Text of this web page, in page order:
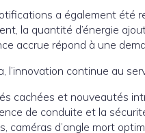
a également été
la quantité d’énergie
accrue répond à une
l’innovation continue au
cachées et nouveautés
de conduite et la
caméras d’angle mort